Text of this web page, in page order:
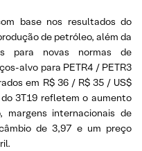
base nos resultados do
de petróleo, além da
para novas normas de
alvo para PETR4 / PETR3
em R$ 36 / R$ 35 / US$
3T19 refletem o aumento
internacionais de
de 3,97 e um preço